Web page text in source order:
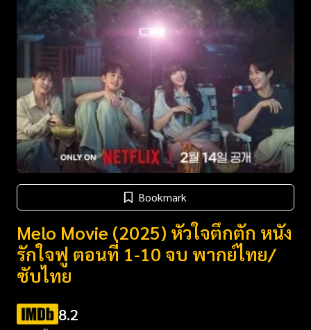
Bookmark
Melo Movie (2025) หัวใจตึกตัก หนัง
รักใจฟู ตอนที่ 1-10 จบ พากย์ไทย/
ซับไทย
8.2